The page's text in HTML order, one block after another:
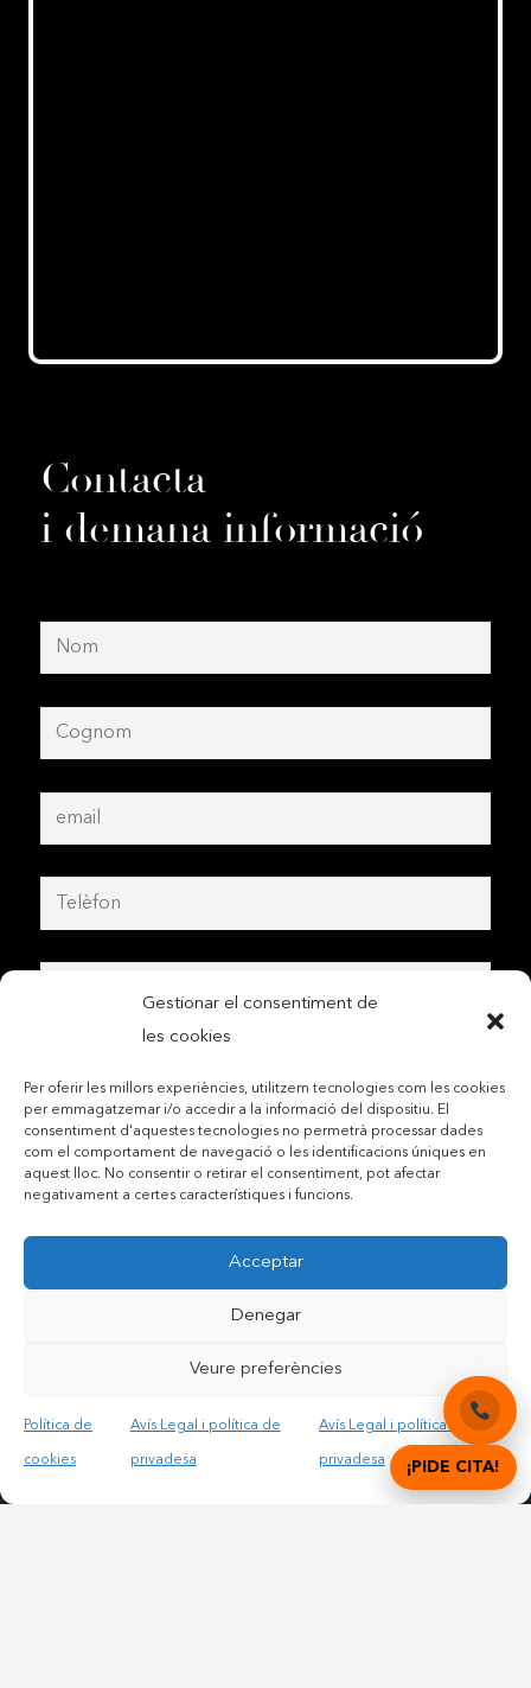
Gestionar el consentiment de
les cookies
Per oferir les millors experiències, utilitzem tecnologies com les cookies
per emmagatzemar i/o accedir a la informació del dispositiu. El
consentiment d'aquestes tecnologies no permetrà processar dades
com el comportament de navegació o les identificacions úniques en
aquest lloc. No consentir o retirar el consentiment, pot afectar
negativament a certes característiques i funcions.
Acceptar
Denegar
Veure preferències
Política de
cookies
Avís Legal i política de
privadesa
Avís Legal i política de
privadesa
Contacta
i demana informació
Contactar per telèfon mòbil
Accepto les condicions legals i la política de privadesa
¡PIDE CITA!